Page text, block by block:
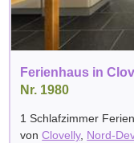
Ferienhaus in
Nr. 1980
1 Schlafzimmer
vonClovelly, Nord-